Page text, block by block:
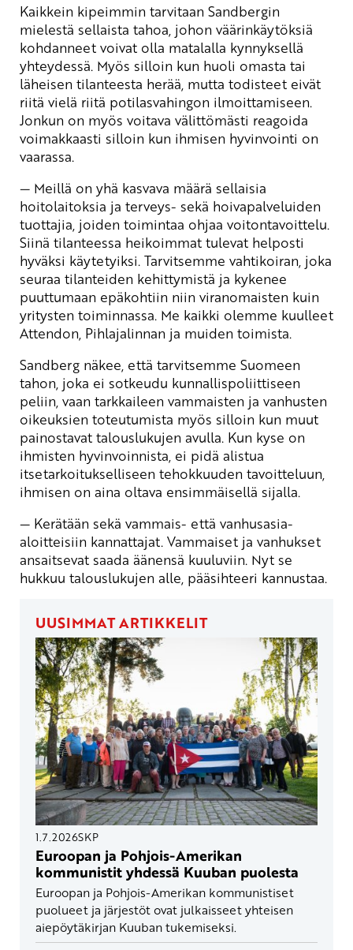
Kaikkein kipeimmin tarvitaan Sandbergin
mielestä sellaista tahoa, johon väärinkäytöksiä
kohdanneet voivat olla matalalla kynnyksellä
yhteydessä. Myös silloin kun huoli omasta tai
läheisen tilanteesta herää, mutta todisteet eivät
riitä vielä riitä potilasvahingon ilmoittamiseen.
Jonkun on myös voitava välittömästi reagoida
voimakkaasti silloin kun ihmisen hyvinvointi on
vaarassa.
— Meillä on yhä kasvava määrä sellaisia
hoitolaitoksia ja terveys- sekä hoivapalveluiden
tuottajia, joiden toimintaa ohjaa voitontavoittelu.
Siinä tilanteessa heikoimmat tulevat helposti
hyväksi käytetyiksi. Tarvitsemme vahtikoiran, joka
seuraa tilanteiden kehittymistä ja kykenee
puuttumaan epäkohtiin niin viranomaisten kuin
yritysten toiminnassa. Me kaikki olemme kuulleet
Attendon, Pihlajalinnan ja muiden toimista.
Sandberg näkee, että tarvitsemme Suomeen
tahon, joka ei sotkeudu kunnallispoliittiseen
peliin, vaan tarkkaileen vammaisten ja vanhusten
oikeuksien toteutumista myös silloin kun muut
painostavat talouslukujen avulla. Kun kyse on
ihmisten hyvinvoinnista, ei pidä alistua
itsetarkoitukselliseen tehokkuuden tavoitteluun,
ihmisen on aina oltava ensimmäisellä sijalla.
— Kerätään sekä vammais- että vanhusasia-
aloitteisiin kannattajat. Vammaiset ja vanhukset
ansaitsevat saada äänensä kuuluviin. Nyt se
hukkuu talouslukujen alle, pääsihteeri kannustaa.
UUSIMMAT ARTIKKELIT
1.7.2026SKP
Euroopan ja Pohjois-Amerikan
kommunistit yhdessä Kuuban puolesta
Euroopan ja Pohjois-Amerikan kommunistiset
puolueet ja järjestöt ovat julkaisseet yhteisen
aiepöytäkirjan Kuuban tukemiseksi.